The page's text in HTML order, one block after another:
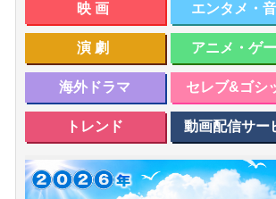
映画 エンタメ・
演劇 アニメ・ゲ
海外ドラマ セレブ&ゴシ
トレンド 動画配信サー